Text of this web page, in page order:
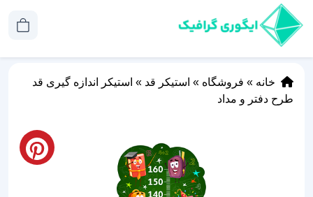
خانه » فروشگاه » استیکر قد » استیکر اندازه گیری قد
طرح دفتر و مداد